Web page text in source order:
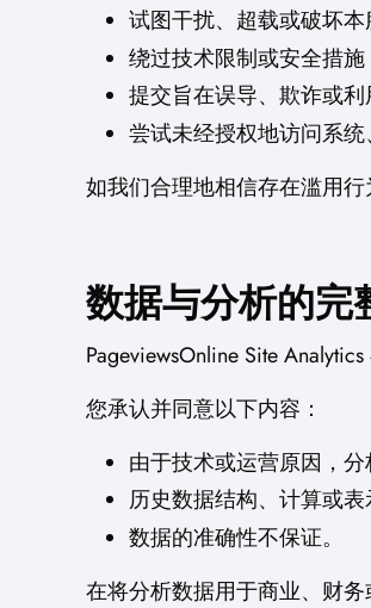
试图干扰、超载或破坏本
绕过技术限制或安全措施
提交旨在误导、欺诈或
尝试未经授权地访问系
如我们合理地相信存在滥用
数据与分析的完
PageviewsOnline Site
您承认并同意以下内容：
由于技术或运营原因，
历史数据结构、计算或表
数据的准确性不保证。
在将分析数据用于商业、财